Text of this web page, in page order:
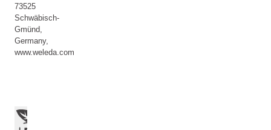
73525
Schwäbisch-
Gmünd,
Germany,
www.weleda.com